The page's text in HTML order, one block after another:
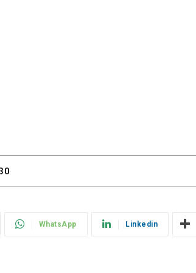
WhatsApp Linkedin